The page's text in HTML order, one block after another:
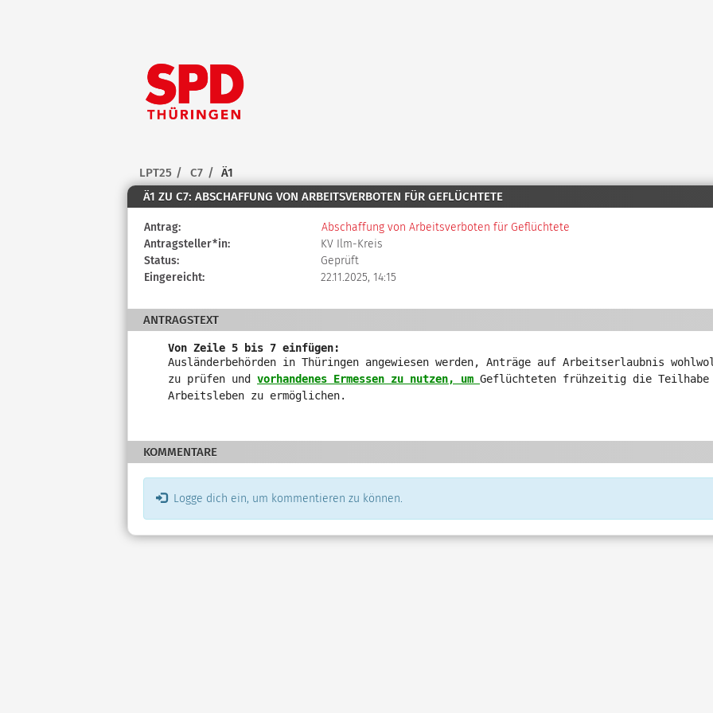
Startseite
LPT25 C7
Ä1
Ä1 ZU C7: ABSCHAFFUNG VON ARBEITSVERBOTEN FÜR GEFLÜCHTETE
Diese
Tabelle
beschreibt
den
die
Antragstellerin
verschiedene
Rahmendaten
Antrag:
Abschaffung von Arbeitsverboten für Geflüchtete
Antragsteller*in:
KV Ilm-Kreis
Status:
Geprüft
Eingereicht:
22.11.2025, 14:15
ANTRAGSTEXT
Von Zeile 5 bis 7 einfügen:
Ausländerbehörden in Thüringen angewiesen werden, Anträge auf Arbeitserlaubnis
zu prüfen und vorhandenes Ermessen zu nutzen, um Geflüchteten frühzeitig die Teilhabe
Arbeitsleben zu ermöglichen.
KOMMENTARE
Logge dich ein, um kommentieren zu können.